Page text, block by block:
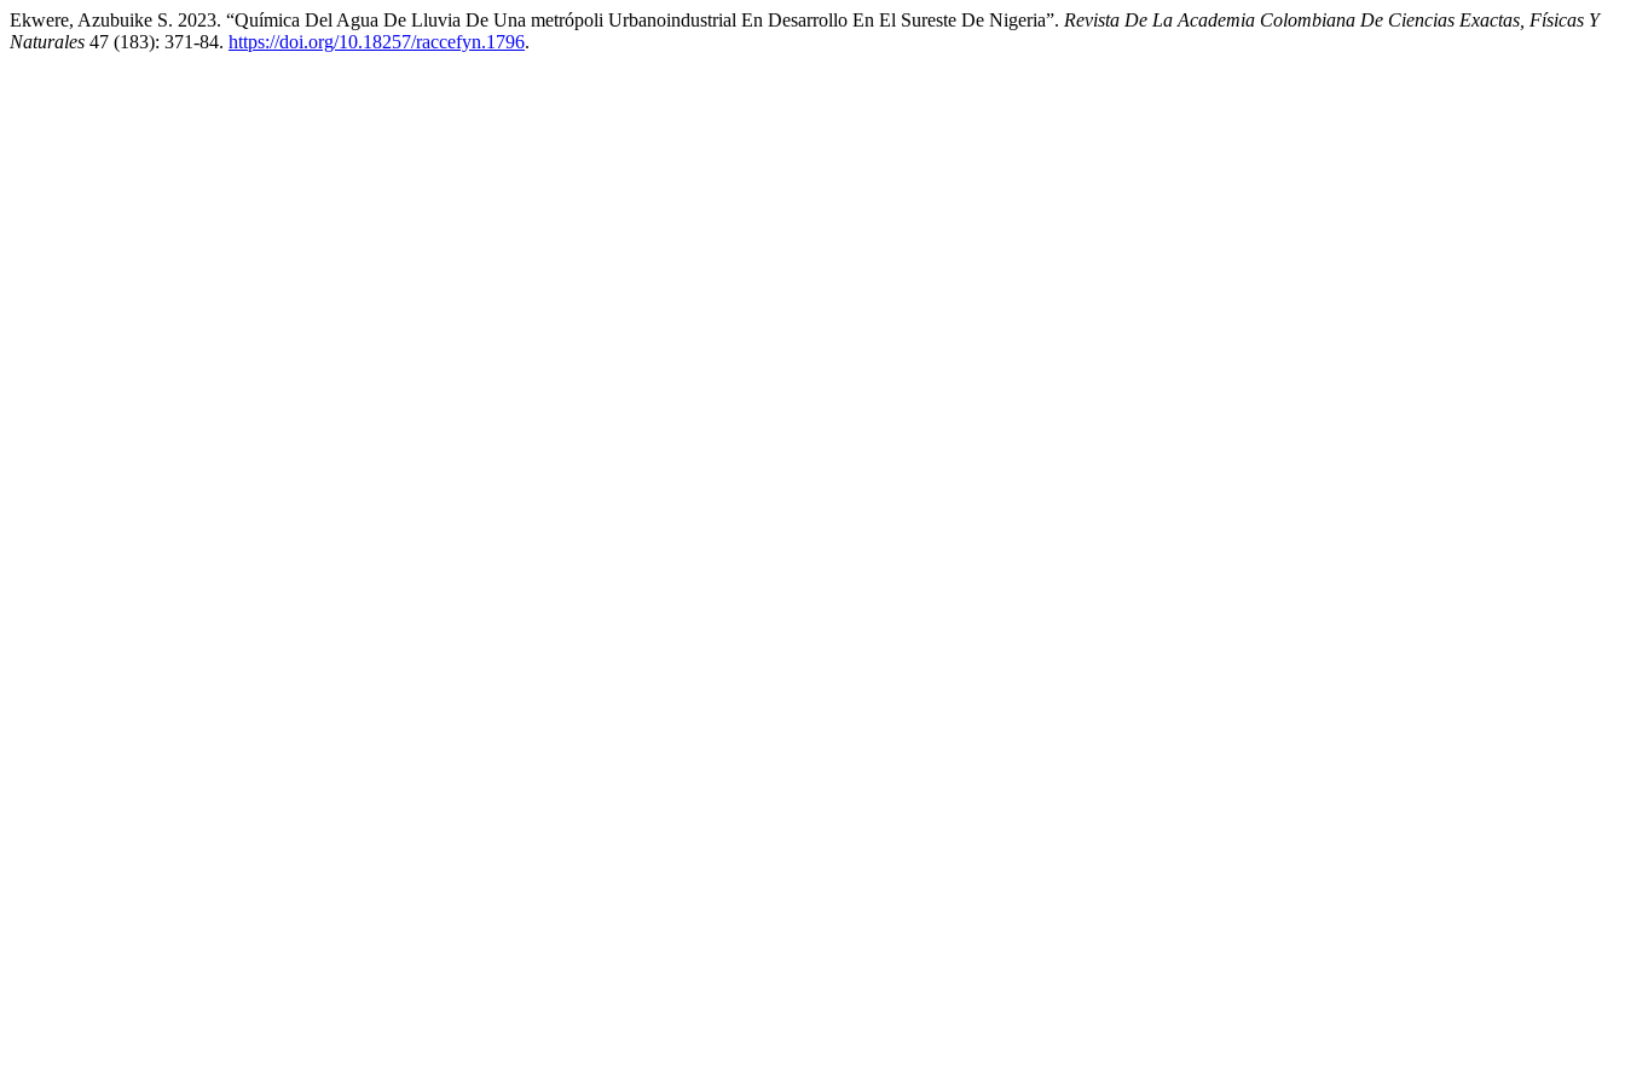
Ekwere, Azubuike S. 2023. “Química Del Agua De Lluvia De Una metrópoli Urbanoindustrial En Desarrollo En El Sureste De Nigeria”. Revista De La Academia Colombiana De Ciencias Exactas, Físicas Y
Naturales 47 (183): 371-84. https://doi.org/10.18257/raccefyn.1796.